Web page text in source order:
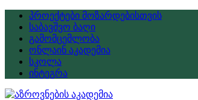
პროექტები მოზარდებისთვის
საბავშვო ბაღი
გამომცემლობა
ონლაინ აკადემია
სკოლა
ინტეგრა